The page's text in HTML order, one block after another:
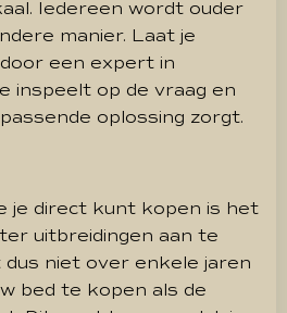
Iedereen wordt ouder
manier. Laat je
een expert in
inspeelt op de vraag en
oplossing zorgt.
je direct kunt kopen is het
uitbreidingen aan te
niet over enkele jaren
bed te kopen als de